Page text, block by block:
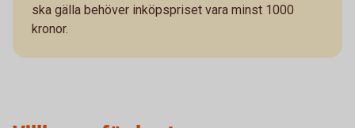
ska gälla behöver inköpspriset vara minst 1000
kronor.